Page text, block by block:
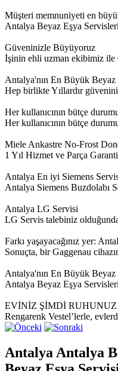
Müşteri memnuniyeti en
Antalya Beyaz Eşya
Güveninizle Büyüyoruz
İşinin ehli uzman ekibimiz
Antalya'nın En Büyük Beyaz
Hep birlikte Yıllardır
Her kullanıcının bütçe
Her kullanıcının bütçe
Miele Ankastre No-Frost
1 Yıl Hizmet ve Parça
Antalya En iyi Siemens
Antalya Siemens Buzdolabı
Antalya LG Servisi
LG Servis talebiniz
Farkı yaşayacağınız yer:
Sonuçta, bir Gaggenau
Antalya'nın En Büyük Beyaz
Antalya Beyaz Eşya
EVİNİZ ŞİMDİ
Rengarenk Vestel’lerle,
Antalya Antalya